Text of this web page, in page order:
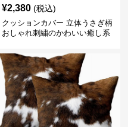
¥2,380 (税込)
クッションカバー 立体うさぎ柄
おしゃれ刺繍のかわいい癒し系